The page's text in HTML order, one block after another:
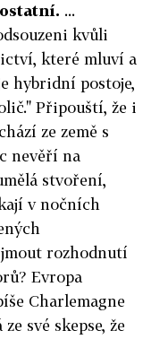
...
kvůli
které mluví a
hybridní postoje,
Připouští, že i
ze země s
nevěří na
stvoření,
v nočních
rozhodnutí
Evropa
Charlemagne
své skepse, že